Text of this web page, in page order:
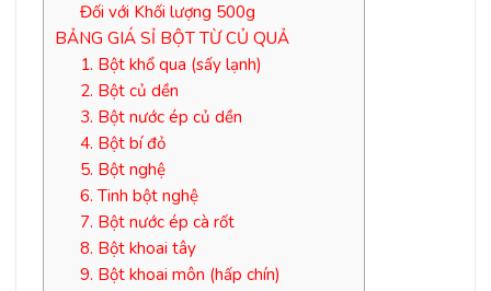
Đối với Khối lượng 500g
BẢNG GIÁ SỈ BỘT TỪ CỦ QUẢ
1. Bột khổ qua (sấy lạnh)
2. Bột củ dền
3. Bột nước ép củ dền
4. Bột bí đỏ
5. Bột nghệ
6. Tinh bột nghệ
7. Bột nước ép cà rốt
8. Bột khoai tây
9. Bột khoai môn (hấp chín)